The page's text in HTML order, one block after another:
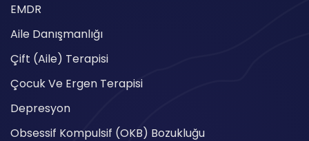
EMDR
Aile Danışmanlığı
Çift (Aile) Terapisi
Çocuk Ve Ergen Terapisi
Depresyon
Obsessif Kompulsif (OKB) Bozukluğu